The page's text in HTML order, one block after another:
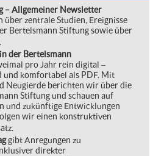
– Allgemeiner Newsletter
zentrale Studien, Ereignisse
Bertelsmann Stiftung sowie über
der Bertelsmann
pro Jahr rein digital ‒
und komfortabel als PDF. Mit
Neugierde berichten wir über die
Stiftung und schauen auf
und zukünftige Entwicklungen
wir einen konstruktiven
gibt Anregungen zu
direkter